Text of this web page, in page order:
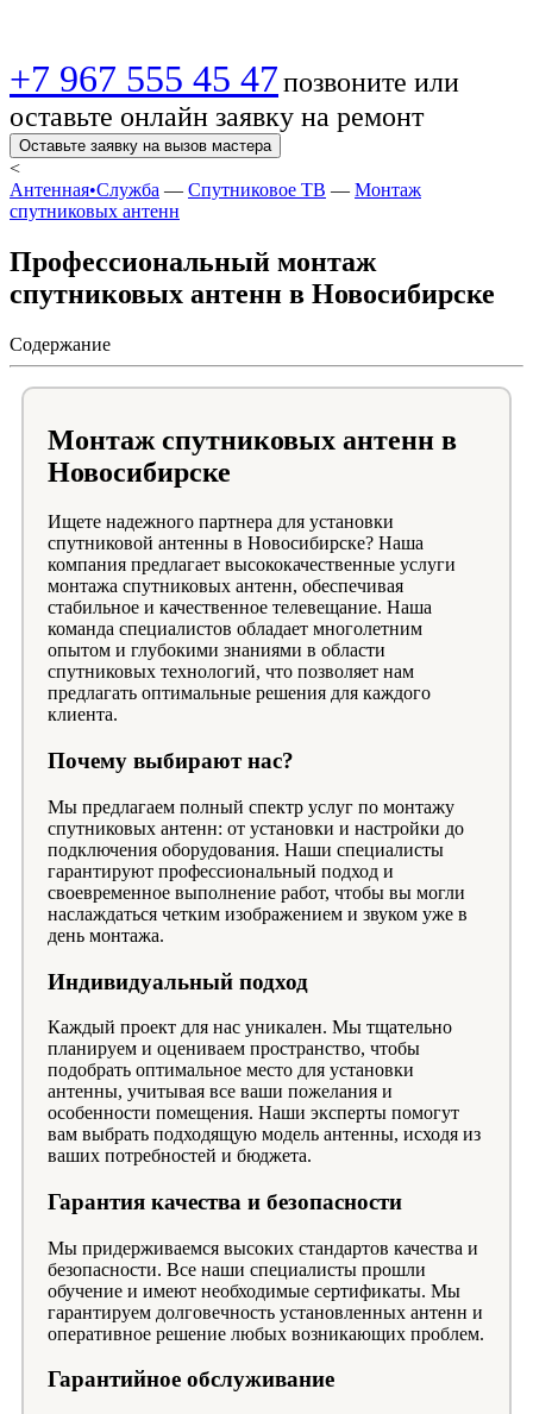
+7 967 555 45 47позвоните или
оставьте онлайн заявку на ремонт
Оставьте заявку на вызов мастера
<
Антенная•Служба — Спутниковое ТВ — Монтаж
спутниковых антенн
Профессиональный монтаж
спутниковых антенн в Новосибирске
Содержание
Монтаж спутниковых антенн в
Новосибирске
Ищете надежного партнера для установки
спутниковой антенны в Новосибирске? Наша
компания предлагает высококачественные услуги
монтажа спутниковых антенн, обеспечивая
стабильное и качественное телевещание. Наша
команда специалистов обладает многолетним
опытом и глубокими знаниями в области
спутниковых технологий, что позволяет нам
предлагать оптимальные решения для каждого
клиента.
Почему выбирают нас?
Мы предлагаем полный спектр услуг по монтажу
спутниковых антенн: от установки и настройки до
подключения оборудования. Наши специалисты
гарантируют профессиональный подход и
своевременное выполнение работ, чтобы вы могли
наслаждаться четким изображением и звуком уже в
день монтажа.
Индивидуальный подход
Каждый проект для нас уникален. Мы тщательно
планируем и оцениваем пространство, чтобы
подобрать оптимальное место для установки
антенны, учитывая все ваши пожелания и
особенности помещения. Наши эксперты помогут
вам выбрать подходящую модель антенны, исходя из
ваших потребностей и бюджета.
Гарантия качества и безопасности
Мы придерживаемся высоких стандартов качества и
безопасности. Все наши специалисты прошли
обучение и имеют необходимые сертификаты. Мы
гарантируем долговечность установленных антенн и
оперативное решение любых возникающих проблем.
Гарантийное обслуживание